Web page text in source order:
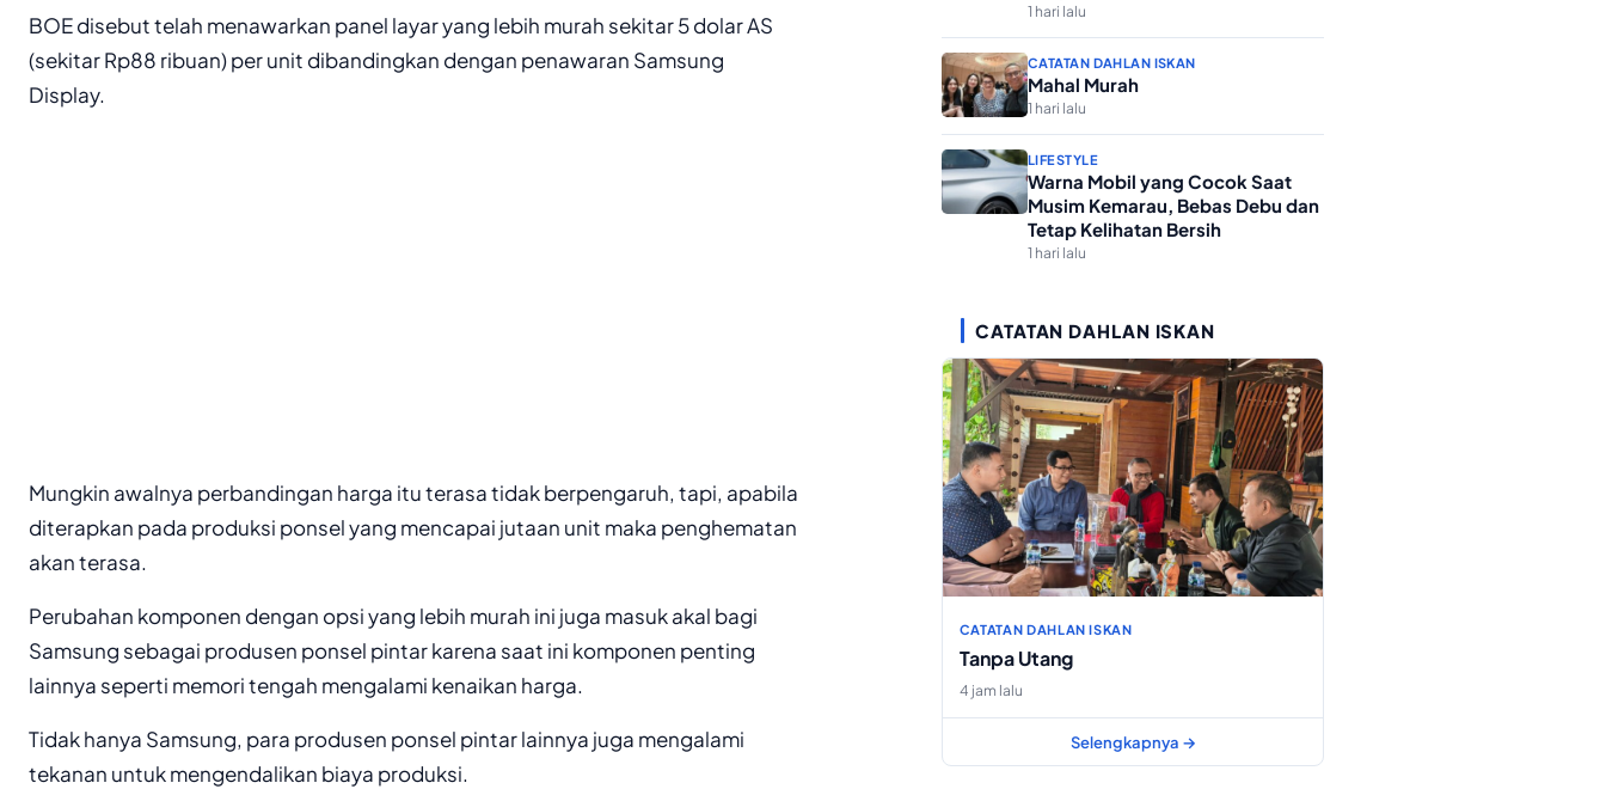
BOE disebut telah menawarkan panel layar yang lebih murah sekitar 5 dolar AS
(sekitar Rp88 ribuan) per unit dibandingkan dengan penawaran Samsung
Display.
Mungkin awalnya perbandingan harga itu terasa tidak berpengaruh, tapi, apabila
diterapkan pada produksi ponsel yang mencapai jutaan unit maka penghematan
akan terasa.
Perubahan komponen dengan opsi yang lebih murah ini juga masuk akal bagi
Samsung sebagai produsen ponsel pintar karena saat ini komponen penting
lainnya seperti memori tengah mengalami kenaikan harga.
Tidak hanya Samsung, para produsen ponsel pintar lainnya juga mengalami
tekanan untuk mengendalikan biaya produksi.
1 hari lalu
CATATAN DAHLAN ISKAN
Mahal Murah
1 hari lalu
LIFESTYLE
Warna Mobil yang Cocok Saat
Musim Kemarau, Bebas Debu dan
Tetap Kelihatan Bersih
1 hari lalu
CATATAN DAHLAN ISKAN
CATATAN DAHLAN ISKAN
Tanpa Utang
4 jam lalu
Selengkapnya →